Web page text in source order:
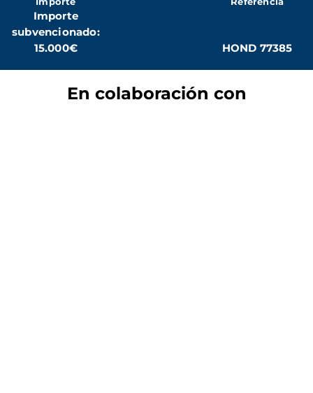
Importe
subvencionado:
15.000€
HOND 77385
En colaboración con